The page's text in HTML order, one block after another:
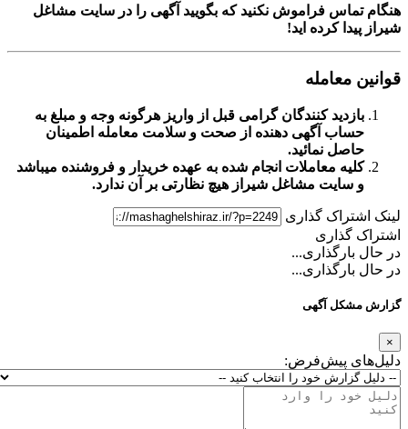
فراموش نکنید که بگویید آگهی را درسایت مشاغل
کرده اید!
کنندگان گرامی قبل از واریز هرگونه وجه و مبلغ به
آگهی دهنده از صحت و سلامت معامله اطمینان
نمائید.
معاملات انجام شده به عهده خریدار و فروشنده میباشد
سایت مشاغل شیرازهیچ نظارتی بر آن ندارد.
گذاری
آگهی
پیش‌فرض: